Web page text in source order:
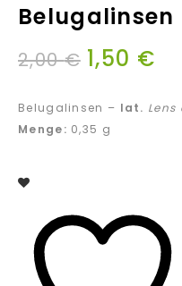
Belugalinsen
2,00€ 1,50 €
Belugalinsen – lat.
Menge: 0,35 g